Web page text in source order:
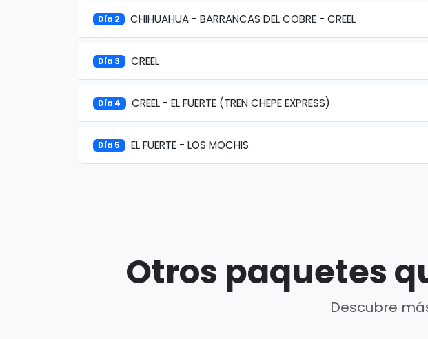
Día 2 CHIHUAHUA - BARRANCAS DEL COBRE - CREEL
Día 3 CREEL
Día 4 CREEL - EL FUERTE (TREN CHEPE EXPRESS)
Día 5 EL FUERTE - LOS MOCHIS
Otros paquetes
Descubre